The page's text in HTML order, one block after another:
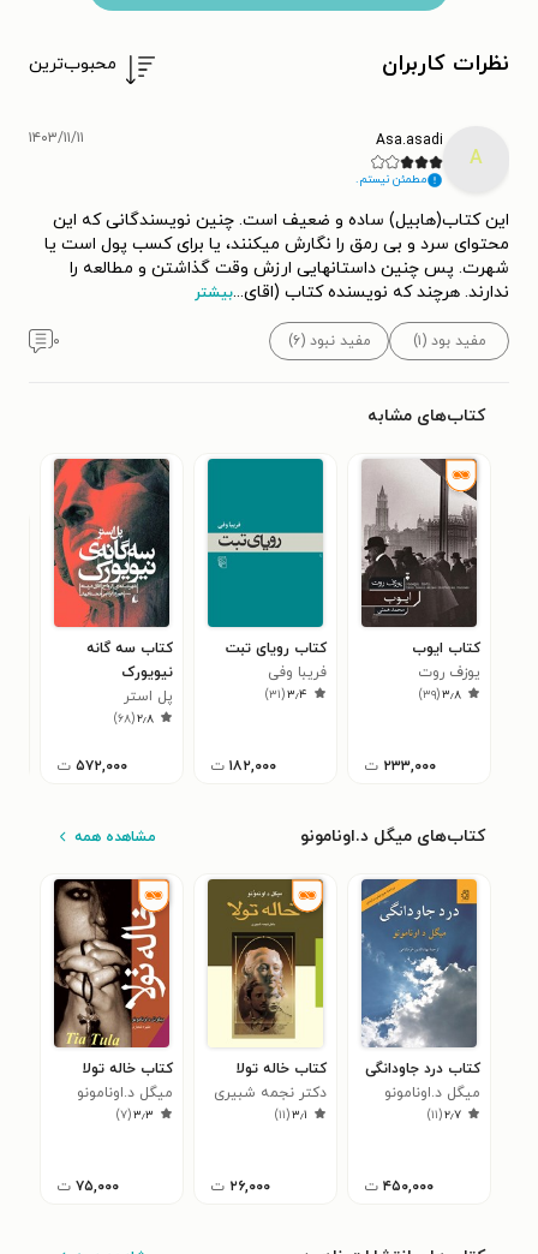
نظرات کاربران محبوب‌ترین
A
Asa.asadi
مطمئن نیستم.
۱۴۰۳/۱۱/۱۱
این کتاب(هابیل) ساده و ضعیف است. چنین نویسندگانی که این
محتوای سرد و بی رمق را نگارش میکنند، یا برای کسب پول است یا
شهرت. پس چنین داستانهایی ارزش وقت گذاشتن و مطالعه را
ندارند. هرچند که نویسنده کتاب (اقای...بیشتر
مفید بود (۱) مفید نبود (۶) ۰
کتاب‌های مشابه
کتاب ایوب
یوزف روت
۳٫۸(۳۹)
۲۳۳,۰۰۰ ت
کتاب رویای تبت
فریبا وفی
۳٫۴(۳۱)
۱۸۲,۰۰۰ ت
کتاب سه گانه
نیویورک
پل استر
۲٫۸(۶۸)
۵۷۲,۰۰۰ ت
کتاب‌های میگل د.اونامونو مشاهده همه
کتاب درد جاودانگی
میگل د.اونامونو
۲٫۷(۱۱)
۴۵۰,۰۰۰ ت
کتاب خاله تولا
دکتر نجمه شبیری
۳٫۱(۱۱)
۲۶,۰۰۰ ت
کتاب خاله تولا
میگل د.اونامونو
۳٫۳(۷)
۷۵,۰۰۰ ت